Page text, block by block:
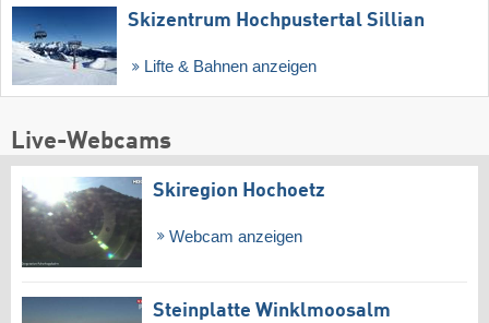
Skizentrum Hochpustertal Sillian
Lifte & Bahnen anzeigen
Live-Webcams
Skiregion Hochoetz
Webcam anzeigen
Steinplatte Winklmoosalm